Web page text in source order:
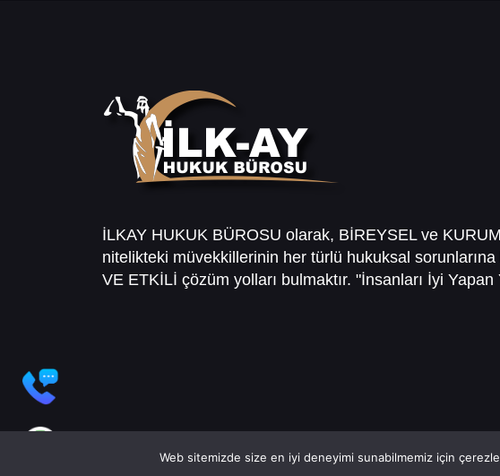
İLKAY HUKUK BÜROSU olarak, BİREYSEL ve
nitelikteki müvekkillerinin her türlü hukuksal sorunlarına
VE ETKİLİ çözüm yolları bulmaktır. "İnsanları İyi Yapan
Web sitemizde size en iyi deneyimi sunabilmemiz için